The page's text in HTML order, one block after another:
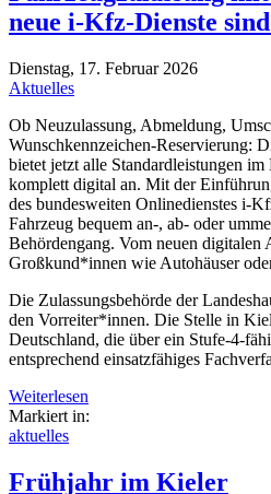
neue i-Kfz-Dienste
Dienstag, 17. Februar 2026
Aktuelles
Ob Neuzulassung, Abmeldung,
Wunschkennzeichen-Reservierung:
bietet jetzt alle Standardleistungen
komplett digital an. Mit der
des bundesweiten Onlinedienstes i-
Fahrzeug bequem an-, ab- oder
Behördengang. Vom neuen digitalen
Großkund*innen wie Autohäuser
Die Zulassungsbehörde der
den Vorreiter*innen. Die Stelle in
Deutschland, die über ein Stufe-4-
entsprechend einsatzfähiges
Weiterlesen
Markiert in:
aktuelles
Frühjahr im Kieler